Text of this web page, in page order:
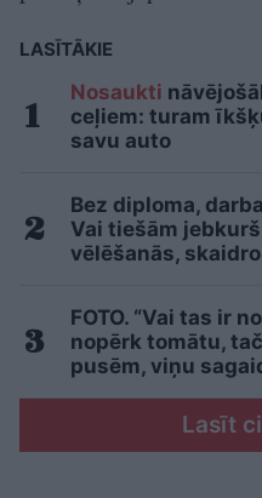
LASĪTĀKIE
Nosaukti
ceļiem: turam
savu auto
Bez diploma,
Vai tiešām
vēlēšanās,
FOTO. “Vai tas ir
nopērk tomātu,
pusēm, viņu
Lasīt